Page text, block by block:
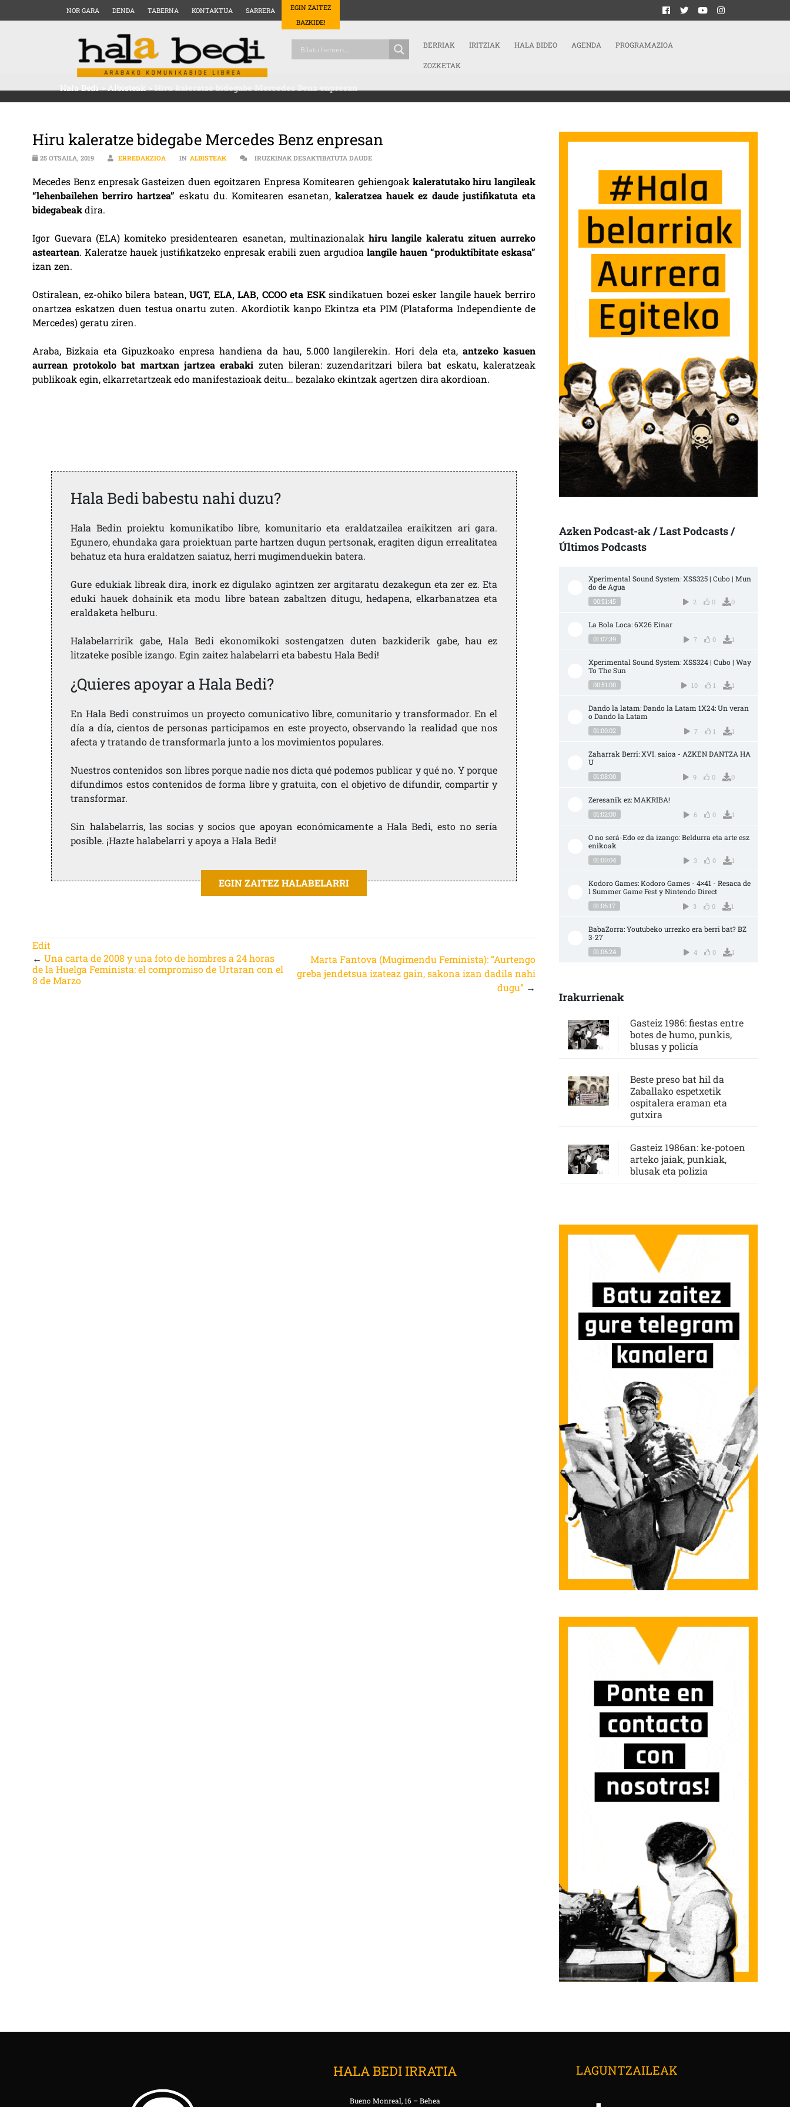
NOR GARA DENDA TABERNA KONTAKTUA SARRERA
EGIN ZAITEZ
BAZKIDE!
BERRIAK IRITZIAK HALA BIDEO AGENDA PROGRAMAZIOA
ZOZKETAK
Hala Bedi>Albisteak>Hiru kaleratze bidegabe Mercedes Benz enpresan
Hiru kaleratze bidegabe Mercedes Benz enpresan
25 OTSAILA, 2019 ERREDAKZIOA IN ALBISTEAK IRUZKINAK DESAKTIBATUTA DAUDEHIRU KALERATZE BIDEGABE MERCEDES BENZ ENPRESAN SARRERAN
Mecedes Benz enpresak Gasteizen duen egoitzaren Enpresa Komitearen gehiengoak kaleratutako hiru langileak
“lehenbailehen berriro hartzea” eskatu du. Komitearen esanetan, kaleratzea hauek ez daude justifikatuta eta
bidegabeakdira.
Igor Guevara (ELA) komiteko presidentearen esanetan, multinazionalak hiru langile kaleratu zituen aurreko
asteartean. Kaleratze hauek justifikatzeko enpresak erabili zuen argudioalangile hauen “produktibitate eskasa”
izan zen.
Ostiralean, ez-ohiko bilera batean,UGT, ELA, LAB, CCOO eta ESKsindikatuen bozei esker langile hauek berriro
onartzea eskatzen duen testua onartu zuten. Akordiotik kanpo Ekintza eta PIM (Plataforma Independiente de
Mercedes) geratu ziren.
Araba, Bizkaia eta Gipuzkoako enpresa handiena da hau, 5.000 langilerekin. Hori dela eta,antzeko kasuen
aurrean protokolo bat martxan jartzea erabaki zuten bileran: zuzendaritzari bilera bat eskatu, kaleratzeak
publikoak egin, elkarretartzeak edo manifestazioak deitu… bezalako ekintzak agertzen dira akordioan.
Hala Bedi babestu nahi duzu?
Hala Bedin proiektu komunikatibo libre, komunitario eta eraldatzailea eraikitzen ari gara.
Egunero, ehundaka gara proiektuan parte hartzen dugun pertsonak, eragiten digun errealitatea
behatuz eta hura eraldatzen saiatuz, herri mugimenduekin batera.
Gure edukiak libreak dira, inork ez digulako agintzen zer argitaratu dezakegun eta zer ez. Eta
eduki hauek dohainik eta modu libre batean zabaltzen ditugu, hedapena, elkarbanatzea eta
eraldaketa helburu.
Halabelarririk gabe, Hala Bedi ekonomikoki sostengatzen duten bazkiderik gabe, hau ez
litzateke posible izango. Egin zaitez halabelarri eta babestu Hala Bedi!
¿Quieres apoyar a Hala Bedi?
En Hala Bedi construimos un proyecto comunicativo libre, comunitario y transformador. En el
día a día, cientos de personas participamos en este proyecto, observando la realidad que nos
afecta y tratando de transformarla junto a los movimientos populares.
Nuestros contenidos son libres porque nadie nos dicta qué podemos publicar y qué no. Y porque
difundimos estos contenidos de forma libre y gratuita, con el objetivo de difundir, compartir y
transformar.
Sin halabelarris, las socias y socios que apoyan económicamente a Hala Bedi, esto no sería
posible. ¡Hazte halabelarri y apoya a Hala Bedi!
EGIN ZAITEZ HALABELARRI
Edit
←Una carta de 2008 y una foto de hombres a 24 horas
de la Huelga Feminista: el compromiso de Urtaran con el
8 de Marzo
Marta Fantova (Mugimendu Feminista): “Aurtengo
greba jendetsua izateaz gain, sakona izan dadila nahi
dugu”→
Azken Podcast-ak / Last Podcasts /
Últimos Podcasts
Xperimental Sound System: XSS325 | Cubo | Mun
do de Agua
00:51:45 2 0 0
La Bola Loca: 6X26 Einar
01:07:39 7 0 1
Xperimental Sound System: XSS324 | Cubo | Way
To The Sun
00:51:00 10 1 1
Dando la latam: Dando la Latam 1X24: Un veran
o Dando la Latam
01:00:02 7 1 1
Zaharrak Berri: XVI. saioa - AZKEN DANTZA HA
U
01:08:00 9 0 0
Zeresanik ez: MAKRIBA!
01:02:00 6 0 1
O no será-Edo ez da izango: Beldurra eta arte esz
enikoak
01:00:04 3 0 1
Kodoro Games: Kodoro Games - 4×41 - Resaca de
l Summer Game Fest y Nintendo Direct
01:06:17 3 0 1
BabaZorra: Youtubeko urrezko era berri bat? BZ
3-27
01:06:24 4 0 1
Irakurrienak
Gasteiz 1986: fiestas entre
botes de humo, punkis,
blusas y policía
Beste preso bat hil da
Zaballako espetxetik
ospitalera eraman eta
gutxira
Gasteiz 1986an: ke-potoen
arteko jaiak, punkiak,
blusak eta polizia
HALA BEDI IRRATIA
Bueno Monreal, 16 – Behea
LAGUNTZAILEAK